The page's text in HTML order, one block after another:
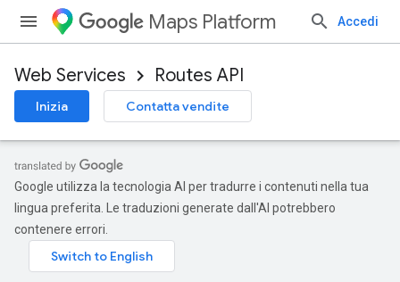
Maps Platform Accedi
Web Services Routes API
Inizia Contatta vendite
Google utilizza la tecnologia AI per tradurre i contenuti nella tua
lingua preferita. Le traduzioni generate dall'AI potrebbero
contenere errori.